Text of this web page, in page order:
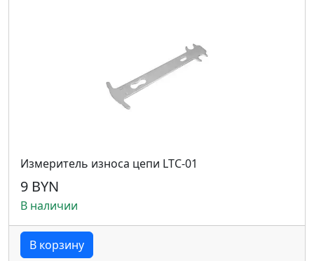
Измеритель износа цепи LTC-01
9 BYN
В наличии
В корзину